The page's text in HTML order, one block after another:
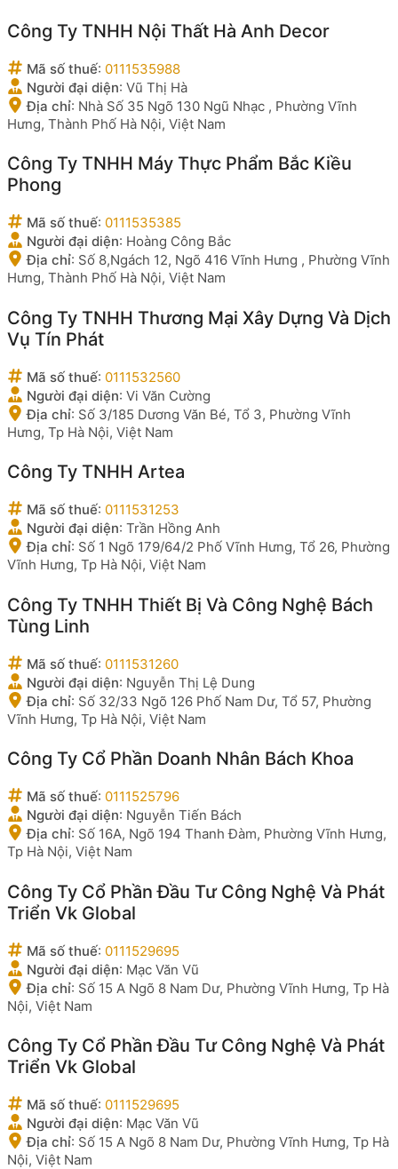
Công Ty TNHH Nội Thất Hà Anh Decor
Mã số thuế: 0111535988
Người đại diện: Vũ Thị Hà
Địa chỉ: Nhà Số 35 Ngõ 130 Ngũ Nhạc , Phường Vĩnh
Hưng, Thành Phố Hà Nội, Việt Nam
Công Ty TNHH Máy Thực Phẩm Bắc Kiều
Phong
Mã số thuế: 0111535385
Người đại diện: Hoàng Công Bắc
Địa chỉ: Số 8,Ngách 12, Ngõ 416 Vĩnh Hưng , Phường Vĩnh
Hưng, Thành Phố Hà Nội, Việt Nam
Công Ty TNHH Thương Mại Xây Dựng Và Dịch
Vụ Tín Phát
Mã số thuế: 0111532560
Người đại diện: Vi Văn Cường
Địa chỉ: Số 3/185 Dương Văn Bé, Tổ 3, Phường Vĩnh
Hưng, Tp Hà Nội, Việt Nam
Công Ty TNHH Artea
Mã số thuế: 0111531253
Người đại diện: Trần Hồng Anh
Địa chỉ: Số 1 Ngõ 179/64/2 Phố Vĩnh Hưng, Tổ 26, Phường
Vĩnh Hưng, Tp Hà Nội, Việt Nam
Công Ty TNHH Thiết Bị Và Công Nghệ Bách
Tùng Linh
Mã số thuế: 0111531260
Người đại diện: Nguyễn Thị Lệ Dung
Địa chỉ: Số 32/33 Ngõ 126 Phố Nam Dư, Tổ 57, Phường
Vĩnh Hưng, Tp Hà Nội, Việt Nam
Công Ty Cổ Phần Doanh Nhân Bách Khoa
Mã số thuế: 0111525796
Người đại diện: Nguyễn Tiến Bách
Địa chỉ: Số 16A, Ngõ 194 Thanh Đàm, Phường Vĩnh Hưng,
Tp Hà Nội, Việt Nam
Công Ty Cổ Phần Đầu Tư Công Nghệ Và Phát
Triển Vk Global
Mã số thuế: 0111529695
Người đại diện: Mạc Văn Vũ
Địa chỉ: Số 15 A Ngõ 8 Nam Dư, Phường Vĩnh Hưng, Tp Hà
Nội, Việt Nam
Công Ty Cổ Phần Đầu Tư Công Nghệ Và Phát
Triển Vk Global
Mã số thuế: 0111529695
Người đại diện: Mạc Văn Vũ
Địa chỉ: Số 15 A Ngõ 8 Nam Dư, Phường Vĩnh Hưng, Tp Hà
Nội, Việt Nam